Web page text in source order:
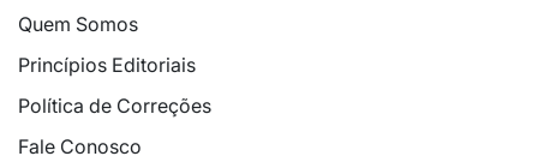
Quem Somos
Princípios Editoriais
Política de Correções
Fale Conosco